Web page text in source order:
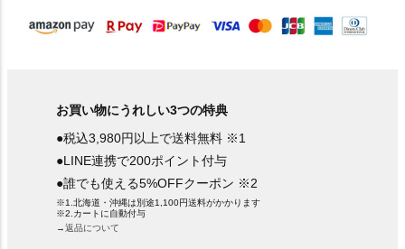
お買い物にうれしい3つの特典
●税込3,980円以上で送料無料 ※1
●LINE連携で200ポイント付与
●誰でも使える5%OFFクーポン ※2
※1.北海道・沖縄は別途1,100円送料がかかります
※2.カートに自動付与
→返品について